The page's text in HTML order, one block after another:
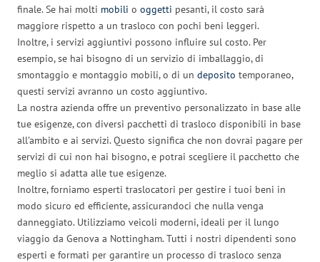
finale. Se hai molti mobili o oggetti pesanti, il costo sarà
maggiore rispetto a un trasloco con pochi beni leggeri.
Inoltre, i servizi aggiuntivi possono influire sul costo. Per
esempio, se hai bisogno di un servizio di imballaggio, di
smontaggio e montaggio mobili, o di un deposito temporaneo,
questi servizi avranno un costo aggiuntivo.
La nostra azienda offre un preventivo personalizzato in base alle
tue esigenze, con diversi pacchetti di trasloco disponibili in base
all’ambito e ai servizi. Questo significa che non dovrai pagare per
servizi di cui non hai bisogno, e potrai scegliere il pacchetto che
meglio si adatta alle tue esigenze.
Inoltre, forniamo esperti traslocatori per gestire i tuoi beni in
modo sicuro ed efficiente, assicurandoci che nulla venga
danneggiato. Utilizziamo veicoli moderni, ideali per il lungo
viaggio da Genova a Nottingham. Tutti i nostri dipendenti sono
esperti e formati per garantire un processo di trasloco senza